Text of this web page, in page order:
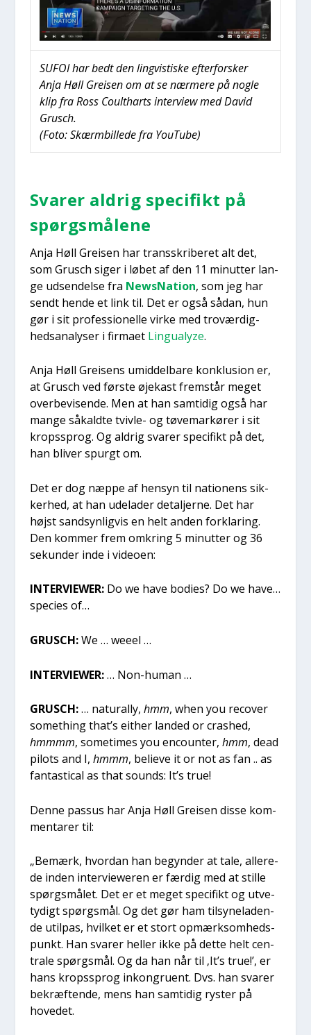
SUFOI har bedt den ling­vi­sti­ske efter­for­sker
Anja Høll Grei­sen om at se nær­me­re på nog­le
klip fra Ross Coult­harts inter­view med David
Grusch.
(Foto: Skærm­bil­le­de fra YouTu­be)
Sva­rer aldrig spe­ci­fikt på
spørgs­må­le­ne
Anja Høll Grei­sen har trans­skri­be­ret alt det,
som Grusch siger i løbet af den 11 minut­ter lan­
ge udsen­del­se fra News­Na­tion, som jeg har
sendt hen­de et link til. Det er også sådan, hun
gør i sit pro­fes­sio­nel­le vir­ke med tro­vær­dig­
heds­a­na­ly­ser i fir­ma­et Lingu­a­lyze.
Anja Høll Grei­sens umid­del­ba­re kon­klu­sion er,
at Grusch ved før­ste øje­kast frem­står meget
over­be­vi­sen­de. Men at han sam­ti­dig også har
man­ge såkald­te tviv­le- og tøve­mar­kø­rer i sit
kro­p­s­sprog. Og aldrig sva­rer spe­ci­fikt på det,
han bli­ver spurgt om.
Det er dog næp­pe af hen­syn til natio­nens sik­
ker­hed, at han ude­la­der detal­jer­ne. Det har
højst sand­syn­lig­vis en helt anden for­kla­ring.
Den kom­mer frem omkring 5 minut­ter og 36
sekun­der inde i video­en:
INTERVIEWER:Do we have bodi­es? Do we have…
spe­cies of…
GRUSCH:We … wee­el …
INTERVIEWER:… Non-human …
GRUSCH:… natu­ral­ly, hmm, when you recover
somet­hing that’s eit­her lan­ded or cras­hed,
hmm­mm, some­ti­mes you enco­un­ter, hmm, dead
pilots and I, hmmm, belie­ve it or not as fan .. as
fan­ta­sti­cal as that sounds: It’s true!
Den­ne pas­sus har Anja Høll Grei­sen dis­se kom­
men­ta­rer til:
„Bemærk, hvor­dan han begyn­der at tale, alle­re­
de inden inter­viewe­ren er fær­dig med at stil­le
spørgs­må­let. Det er et meget spe­ci­fikt og utve­
ty­digt spørgs­mål. Og det gør ham til­sy­ne­la­den­
de util­pas, hvil­ket er et stort opmærk­som­heds­
punkt. Han sva­rer hel­ler ikke på det­te helt cen­
tra­le spørgs­mål. Og da han når til ‚It’s true!’, er
hans kro­p­s­sprog inkon­gru­ent. Dvs. han sva­rer
bekræf­ten­de, mens han sam­ti­dig ryster på
hove­d­et.